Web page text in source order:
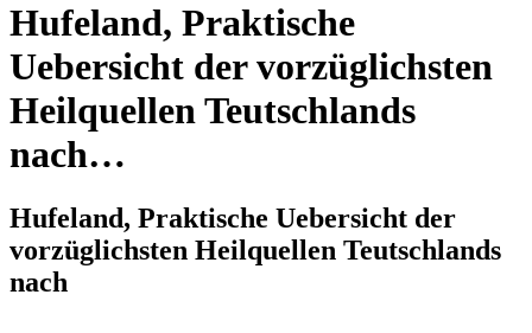
Hufeland, Praktische
Uebersicht der vorzüglichsten
Heilquellen Teutschlands
nach…
Hufeland, Praktische Uebersicht der
vorzüglichsten Heilquellen Teutschlands
nach